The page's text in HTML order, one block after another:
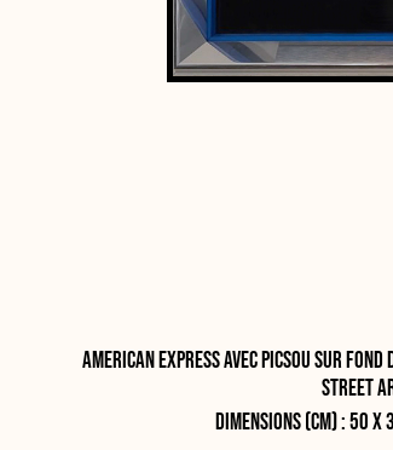
American express avec Picsou sur fond
street
Dimensions (cm) : 50 x